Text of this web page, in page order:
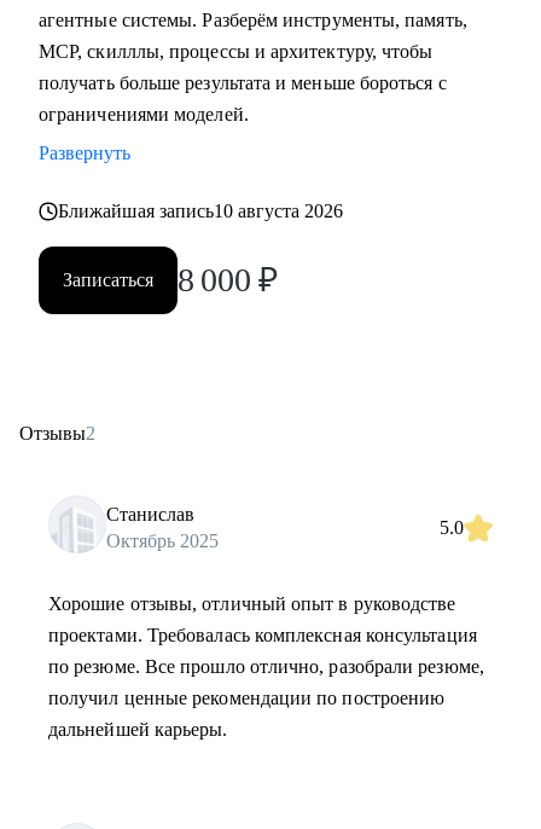
агентные системы. Разберём инструменты, память,
MCP, скилллы, процессы и архитектуру, чтобы
получать больше результата и меньше бороться с
ограничениями моделей.
Развернуть
Ближайшая запись10 августа 2026
Записаться 8 000 ₽
Отзывы2
Станислав
Октябрь 2025
5.0
Хорошие отзывы, отличный опыт в руководстве
проектами. Требовалась комплексная консультация
по резюме. Все прошло отлично, разобрали резюме,
получил ценные рекомендации по построению
дальнейшей карьеры.